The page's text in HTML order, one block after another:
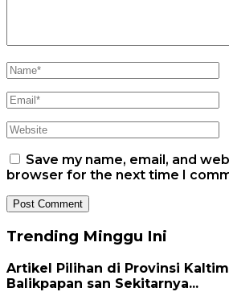
Save my name, email, and
browser for the next time I
Trending Minggu Ini
Artikel Pilihan di Provinsi
Balikpapan san Sekitarnya...